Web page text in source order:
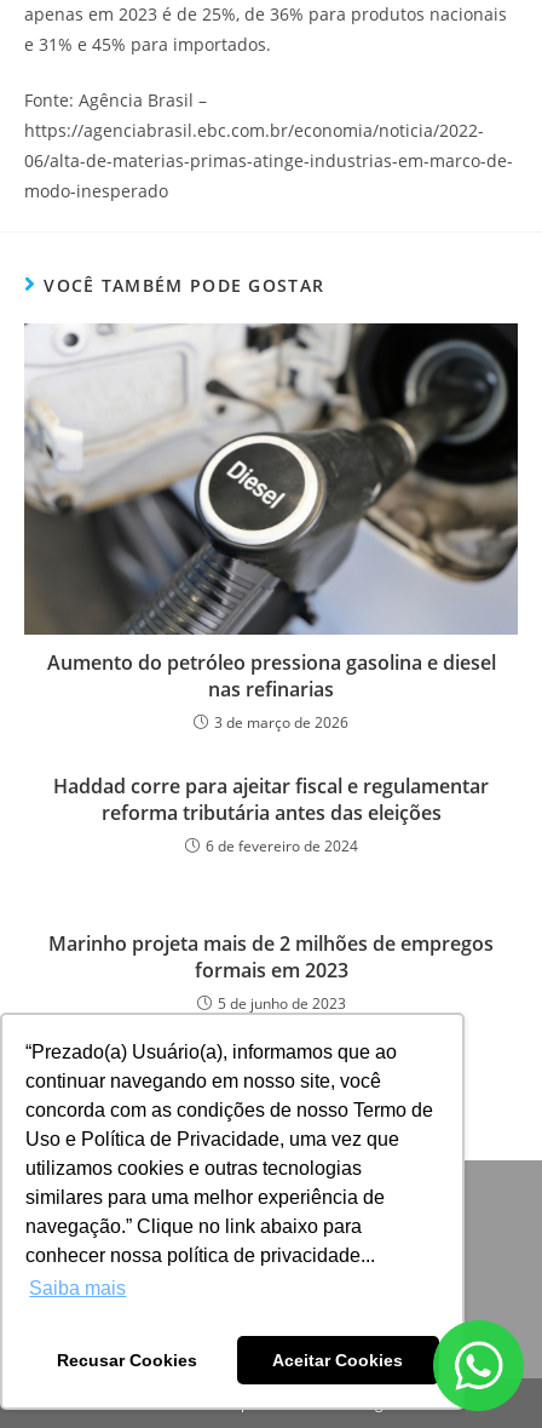
“Prezado(a) Usuário(a), informamos que ao
continuar navegando em nosso site, você
concorda com as condições de nosso Termo de
Uso e Política de Privacidade, uma vez que
utilizamos cookies e outras tecnologias
similares para uma melhor experiência de
navegação.” Clique no link abaixo para
conhecer nossa política de privacidade...
Saiba mais
Recusar Cookies Aceitar Cookies
apenas em 2023 é de 25%, de 36% para produtos nacionais
e 31% e 45% para importados.
Fonte: Agência Brasil –
https://agenciabrasil.ebc.com.br/economia/noticia/2022-
06/alta-de-materias-primas-atinge-industrias-em-marco-de-
modo-inesperado
VOCÊ TAMBÉM PODE GOSTAR
Aumento do petróleo pressiona gasolina e diesel
nas refinarias
3 de março de 2026
Haddad corre para ajeitar fiscal e regulamentar
reforma tributária antes das eleições
6 de fevereiro de 2024
Marinho projeta mais de 2 milhões de empregos
formais em 2023
5 de junho de 2023
Desenvolvido por: ADINIZ Tecnologia